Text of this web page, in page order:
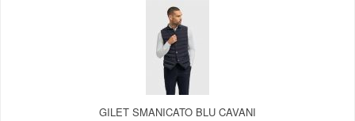
GILET SMANICATO BLU CAVANI